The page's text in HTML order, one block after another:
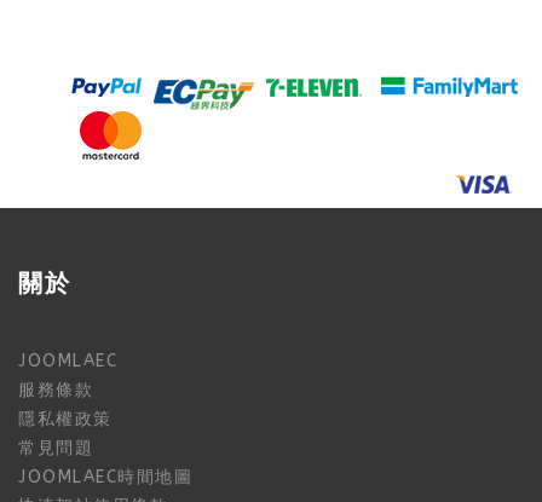
關於
JOOMLAEC
服務條款
隱私權政策
常見問題
JOOMLAEC時間地圖